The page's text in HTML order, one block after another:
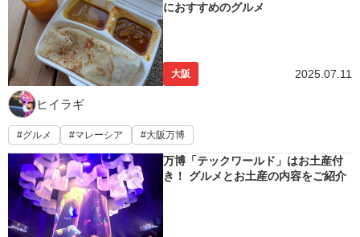
におすすめのグルメ
大阪 2025.07.11
ヒイラギ
グルメ マレーシア 大阪万博
万博「テックワールド」はお土産付
き！ グルメとお土産の内容をご紹介